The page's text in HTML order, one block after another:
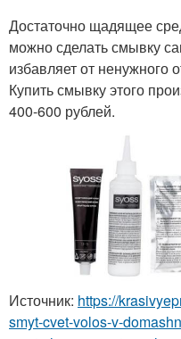
Достаточно щадящее
можно сделать смывку
избавляет от ненужного
Купить смывку этого
400-600 рублей.
Источник: https://
smyt-cvet-volos-v-